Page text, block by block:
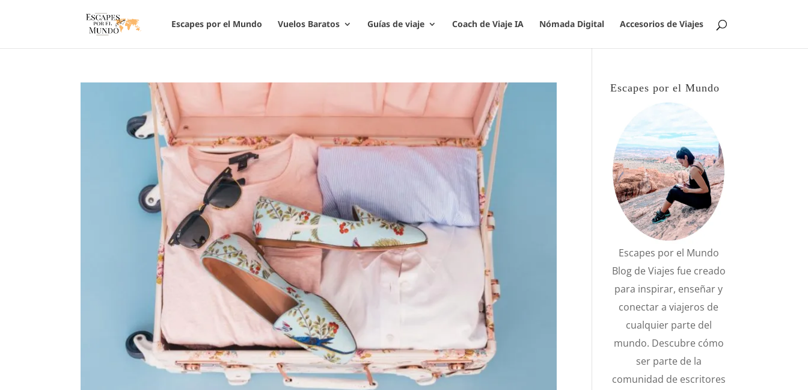
Escapes por el Mundo Vuelos Baratos Guías de viaje Coach de Viaje IA Nómada Digital Accesorios de Viajes
Escapes por el Mundo
Escapes por el Mundo
Blog de Viajes fue creado
para inspirar, enseñar y
conectar a viajeros de
cualquier parte del
mundo. Descubre cómo
ser parte de la
comunidad de escritores